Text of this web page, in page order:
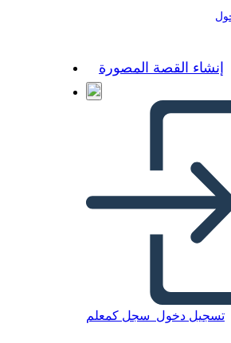
إنشاء القصة المصورة
تسجيل دخول سجل كمعلم
Agile Info-3